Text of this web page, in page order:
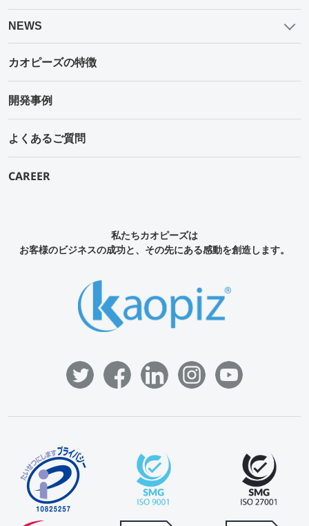
NEWS
カオピーズの特徴
開発事例
よくあるご質問
CAREER
私たちカオピーズは
お客様のビジネスの成功と、その先にある感動を創造します。